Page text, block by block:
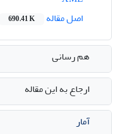
اصل مقاله
690.41 K
هم رسانی
ارجاع به این مقاله
آمار